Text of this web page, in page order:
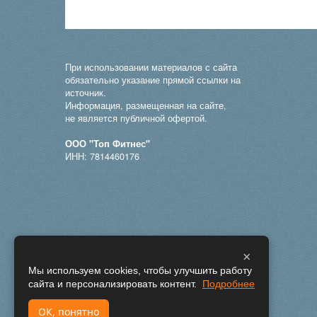
При использовании материалов с сайта
обязательно указание прямой ссылки на
источник.
Информация, размещенная на сайте,
не является публичной офертой.
ООО "Топ Фитнес"
ИНН: 7814460176
×
Мы используем cookies, чтобы улучшить работу
сайта и персонализировать контент.
Подробнее
ОК, понятно